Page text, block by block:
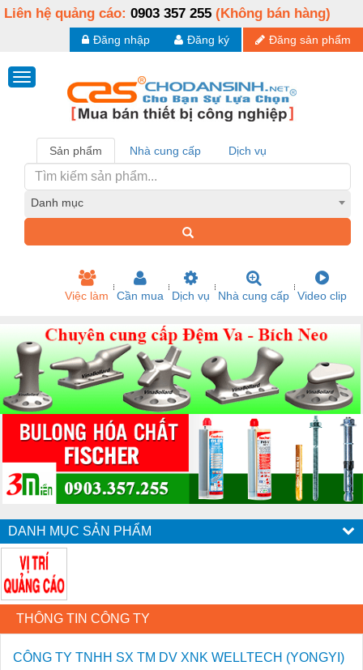
Liên hệ quảng cáo: 0903 357 255 (Không bán hàng)
Đăng sản phẩm
Đăng ký
Đăng nhập
Sản phẩm Nhà cung cấp Dịch vụ
Danh mục
Việc làm Cần mua Dịch vụ Nhà cung cấp Video clip
DANH MỤC SẢN PHẨM
THÔNG TIN CÔNG TY
CÔNG TY TNHH SX TM DV XNK WELLTECH (YONGYI)